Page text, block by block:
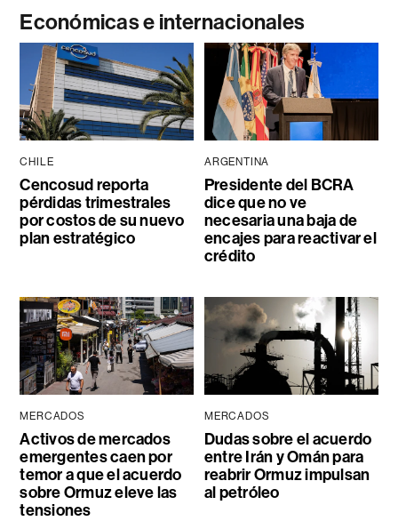
Económicas e internacionales
CHILE
Cencosud reporta
pérdidas trimestrales
por costos de su nuevo
plan estratégico
ARGENTINA
Presidente del BCRA
dice que no ve
necesaria una baja de
encajes para reactivar el
crédito
MERCADOS
Activos de mercados
emergentes caen por
temor a que el acuerdo
sobre Ormuz eleve las
tensiones
MERCADOS
Dudas sobre el acuerdo
entre Irán y Omán para
reabrir Ormuz impulsan
al petróleo